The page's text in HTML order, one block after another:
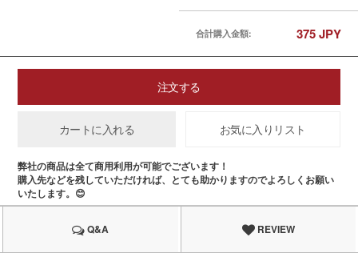
合計購入金額: 375JPY
注文する
カートに入れる お気に入りリスト
弊社の商品は全て商用利用が可能でございます！
購入先などを残していただければ、とても助かりますのでよろしくお願い
いたします。😊
Q&A REVIEW